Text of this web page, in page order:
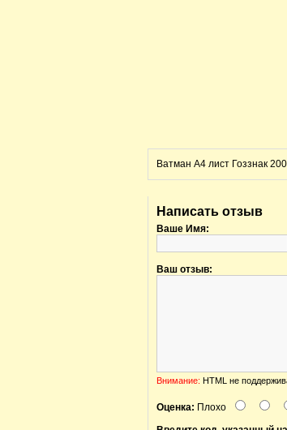
Ватман А4 лист Гоззнак
Написать отзыв
Ваше Имя:
Ваш отзыв:
Внимание: HTML не
Оценка: Плохо